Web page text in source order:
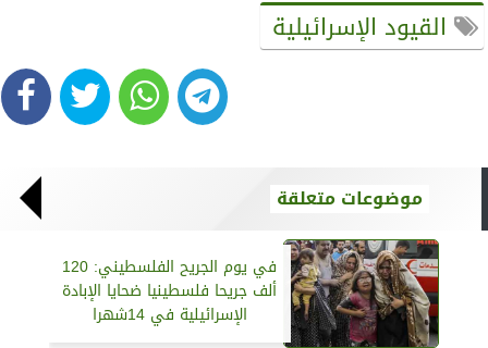
القيود الإسرائيلية
موضوعات متعلقة
في يوم الجريح الفلسطيني: 120
ألف جريحا فلسطينيا ضحايا الإبادة
الإسرائيلية في 14شهرا